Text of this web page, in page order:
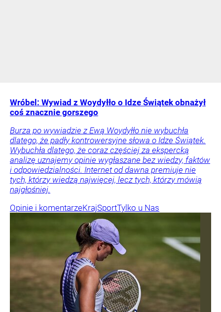
Wróbel: Wywiad z Woydyłło o Idze Świątek obnażył
coś znacznie gorszego
Burza po wywiadzie z Ewą Woydyłło nie wybuchła
dlatego, że padły kontrowersyjne słowa o Idze Świątek.
Wybuchła dlatego, że coraz częściej za ekspercką
analizę uznajemy opinie wygłaszane bez wiedzy, faktów
i odpowiedzialności. Internet od dawna premiuje nie
tych, którzy wiedzą najwięcej, lecz tych, którzy mówią
najgłośniej.
Opinie i komentarzeKrajSportTylko u Nas